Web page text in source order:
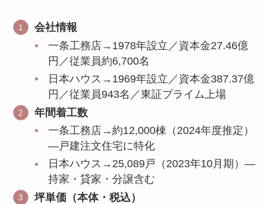
会社情報
一条工務店→1978年設立／資本金27.46億
円／従業員約6,700名
日本ハウス→1969年設立／資本金387.37億
円／従業員943名／東証プライム上場
年間着工数
一条工務店→約12,000棟（2024年度推定）
—戸建注文住宅に特化
日本ハウス→25,089戸（2023年10月期）—
持家・貸家・分譲含む
坪単価（本体・税込）